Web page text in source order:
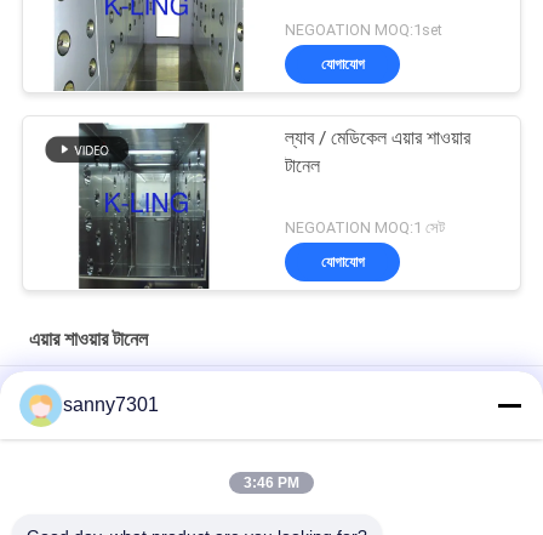
NEGOATION MOQ:1set
যোগাযোগ
ল্যাব / মেডিকেল এয়ার শাওয়ার
টানেল
NEGOATION MOQ:1 সেট
যোগাযোগ
এয়ার শাওয়ার টানেল
জীবাণুনাশক স্পারি সহ করোনাভাইরাস ইন্টিগ্রেটেড ব্যাকটিরিয়াঘটিত এয়ার শাওয়ার টানেল
স্বয়ংক্রিয়ভাবে আনয়ন ডোর জিনিসপত্র এয়ার শাওয়ার টানেল তিন - পক্ষযুক্ত
sanny7301
3:46 PM